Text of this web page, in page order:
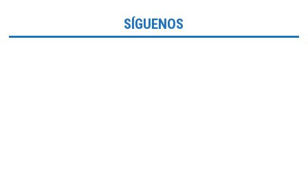
SÍGUENOS